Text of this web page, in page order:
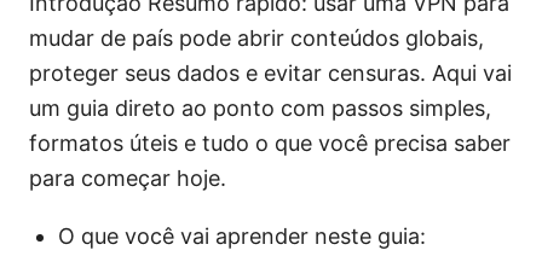
mudar de país pode abrir conteúdos globais,
proteger seus dados e evitar censuras. Aqui vai
um guia direto ao ponto com passos simples,
formatos úteis e tudo o que você precisa saber
para começar hoje.
O que você vai aprender neste guia: